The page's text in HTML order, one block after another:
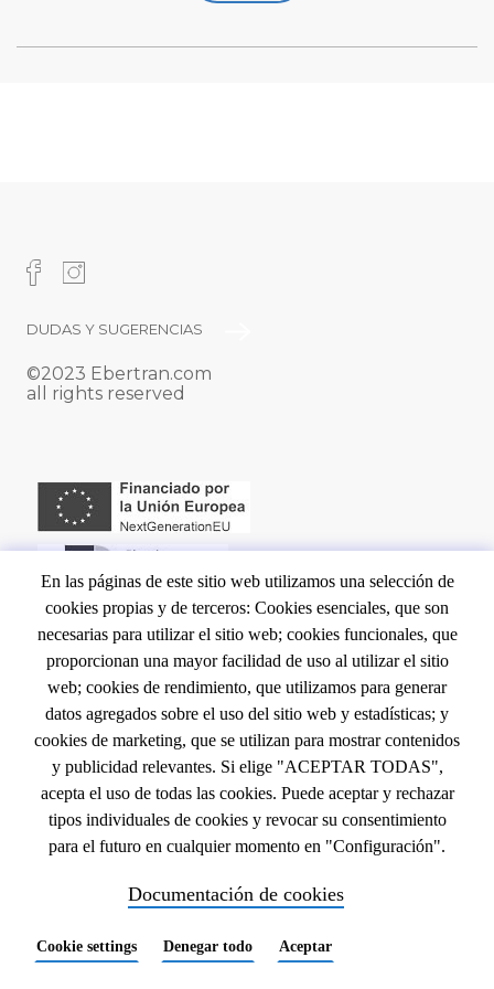
En las páginas de este sitio web utilizamos una selección de
cookies propias y de terceros: Cookies esenciales, que son
necesarias para utilizar el sitio web; cookies funcionales, que
proporcionan una mayor facilidad de uso al utilizar el sitio
web; cookies de rendimiento, que utilizamos para generar
datos agregados sobre el uso del sitio web y estadísticas; y
cookies de marketing, que se utilizan para mostrar contenidos
y publicidad relevantes. Si elige "ACEPTAR TODAS",
acepta el uso de todas las cookies. Puede aceptar y rechazar
tipos individuales de cookies y revocar su consentimiento
para el futuro en cualquier momento en "Configuración".
Documentación de cookies
Cookie settings Denegar todo Aceptar
PIE
DE
DUDAS Y SUGERENCIAS
©2023 Ebertran.com
all rights reserved
NAVEGACIÓN
PRINCIPAL
CONTACTO
EVENTOS
LEGAL
NOTA LEGAL
POLÍTICA DE COOKIES
TÉRMINOS Y CONDICIONES